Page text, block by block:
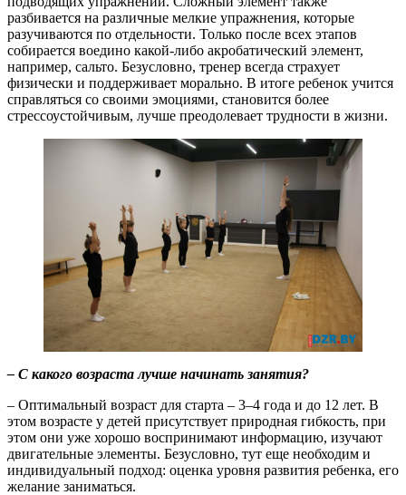
разбивается на различные мелкие упражнения, которые
разучиваются по отдельности. Только после всех этапов
собирается воедино какой-либо акробатический элемент,
например, сальто. Безусловно, тренер всегда страхует
физически и поддерживает морально. В итоге ребенок учится
справляться со своими эмоциями, становится более
стрессоустойчивым, лучше преодолевает трудности в жизни.
– С какого возраста лучше начинать занятия?
– Оптимальный возраст для старта – 3–4 года и до 12 лет. В
этом возрасте у детей присутствует природная гибкость, при
этом они уже хорошо воспринимают информацию, изучают
двигательные элементы. Безусловно, тут еще необходим и
индивидуальный подход: оценка уровня развития ребенка, его
желание заниматься.